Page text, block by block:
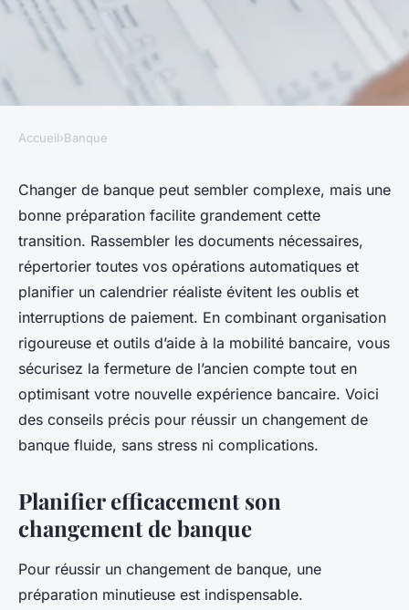
Top conseils pour réussir un
changement de banque
efficace
Alice•17 février 2026•7 min de lecture
Accueil›Banque
Changer de banque peut sembler complexe, mais une
bonne préparation facilite grandement cette
transition. Rassembler les documents nécessaires,
répertorier toutes vos opérations automatiques et
planifier un calendrier réaliste évitent les oublis et
interruptions de paiement. En combinant organisation
rigoureuse et outils d’aide à la mobilité bancaire, vous
sécurisez la fermeture de l’ancien compte tout en
optimisant votre nouvelle expérience bancaire. Voici
des conseils précis pour réussir un changement de
banque fluide, sans stress ni complications.
Planifier efficacement son
changement de banque
Pour réussir un changement de banque, une
préparation minutieuse est indispensable.